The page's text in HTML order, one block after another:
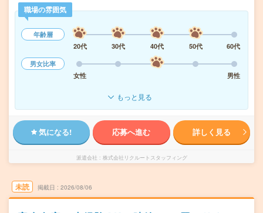
職場の雰囲気
年齢層
20代
30代 40代 50代
60代
男女比率
女性
男性
もっと見る
気になる! 応募へ進む 詳しく見る
派遣会社 株式会社リクルートスタッフィング
未読 掲載日 2026/08/06